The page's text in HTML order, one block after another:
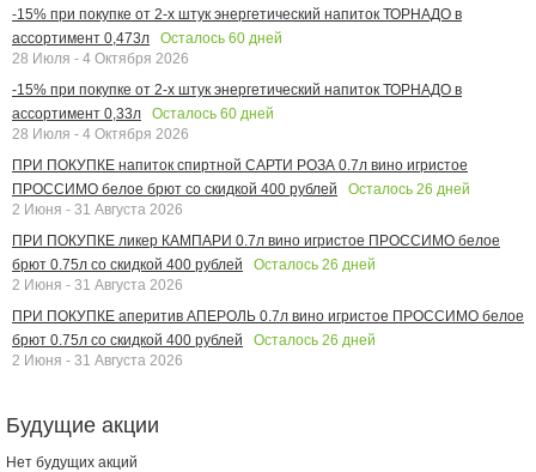
-15% при покупке от 2-х штук энергетический напиток ТОРНАДО в
ассортимент 0,473л
Осталось 60 дней
28 Июля - 4 Октября 2026
-15% при покупке от 2-х штук энергетический напиток ТОРНАДО в
ассортимент 0,33л
Осталось 60 дней
28 Июля - 4 Октября 2026
ПРИ ПОКУПКЕ напиток спиртной САРТИ РОЗА 0.7л вино игристое
ПРОССИМО белое брют со скидкой 400 рублей
Осталось 26 дней
2 Июня - 31 Августа 2026
ПРИ ПОКУПКЕ ликер КАМПАРИ 0.7л вино игристое ПРОССИМО белое
брют 0.75л со скидкой 400 рублей
Осталось 26 дней
2 Июня - 31 Августа 2026
ПРИ ПОКУПКЕ аперитив АПЕРОЛЬ 0.7л вино игристое ПРОССИМО белое
брют 0.75л со скидкой 400 рублей
Осталось 26 дней
2 Июня - 31 Августа 2026
Будущие акции
Нет будущих акций